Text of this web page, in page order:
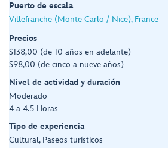
Puerto de escala
Villefranche (Monte Carlo / Nice), France
Precios
$138,00 (de 10 años en adelante)
$98,00 (de cinco a nueve años)
Nivel de actividad y duración
Moderado
4 a 4.5 Horas
Tipo de experiencia
Cultural, Paseos turísticos